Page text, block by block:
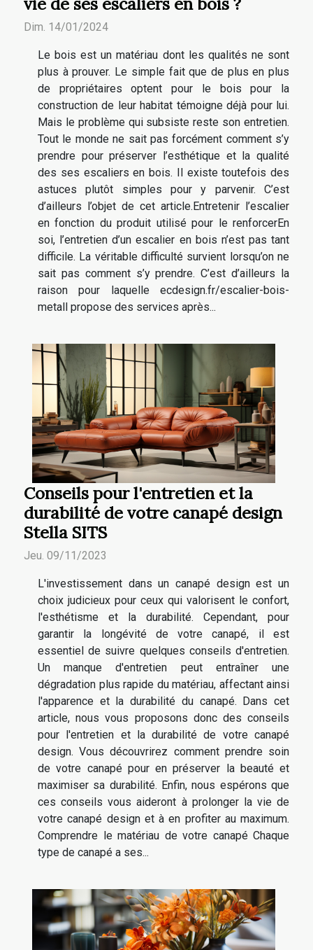
Dim. 14/01/2024
Le bois est un matériau dont les qualités ne sont
plus à prouver. Le simple fait que de plus en plus
de propriétaires optent pour le bois pour la
construction de leur habitat témoigne déjà pour lui.
Mais le problème qui subsiste reste son entretien.
Tout le monde ne sait pas forcément comment s’y
prendre pour préserver l’esthétique et la qualité
des ses escaliers en bois. Il existe toutefois des
astuces plutôt simples pour y parvenir. C’est
d’ailleurs l’objet de cet article.Entretenir l’escalier
en fonction du produit utilisé pour le renforcerEn
soi, l’entretien d’un escalier en bois n’est pas tant
difficile. La véritable difficulté survient lorsqu’on ne
sait pas comment s’y prendre. C’est d’ailleurs la
raison pour laquelle ecdesign.fr/escalier-bois-
metall propose des services après...
Conseils pour l'entretien et la
durabilité de votre canapé design
Stella SITS
Jeu. 09/11/2023
L'investissement dans un canapé design est un
choix judicieux pour ceux qui valorisent le confort,
l'esthétisme et la durabilité. Cependant, pour
garantir la longévité de votre canapé, il est
essentiel de suivre quelques conseils d'entretien.
Un manque d'entretien peut entraîner une
dégradation plus rapide du matériau, affectant ainsi
l'apparence et la durabilité du canapé. Dans cet
article, nous vous proposons donc des conseils
pour l'entretien et la durabilité de votre canapé
design. Vous découvrirez comment prendre soin
de votre canapé pour en préserver la beauté et
maximiser sa durabilité. Enfin, nous espérons que
ces conseils vous aideront à prolonger la vie de
votre canapé design et à en profiter au maximum.
Comprendre le matériau de votre canapé Chaque
type de canapé a ses...